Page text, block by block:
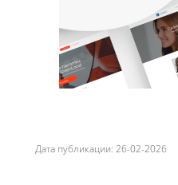
Дата публикации: 26-02-2026